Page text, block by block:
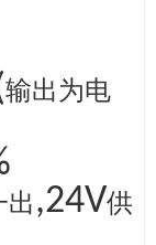
输出为电
出,24V供